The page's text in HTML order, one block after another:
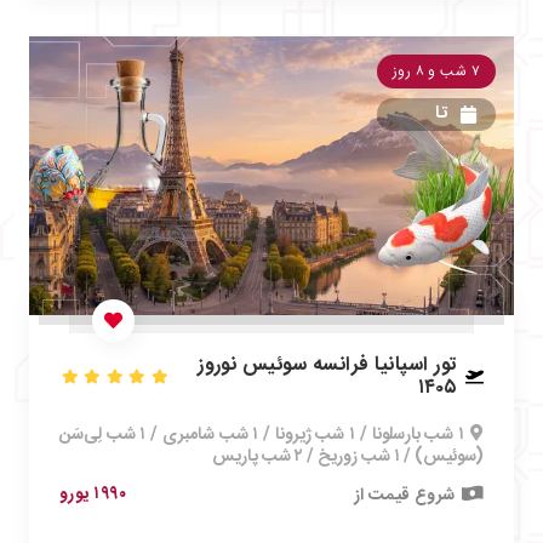
۷ شب و ۸ روز
تا
تور اسپانیا فرانسه سوئیس نوروز
۱۴۰۵
۱ شب بارسلونا / ۱ شب ژیرونا / ۱ شب شامبری / ۱ شب لِی‌سَن
(سوئیس) / ۱ شب زوریخ / ۲ شب پاریس
شروع قیمت از
۱۹۹۰ یورو